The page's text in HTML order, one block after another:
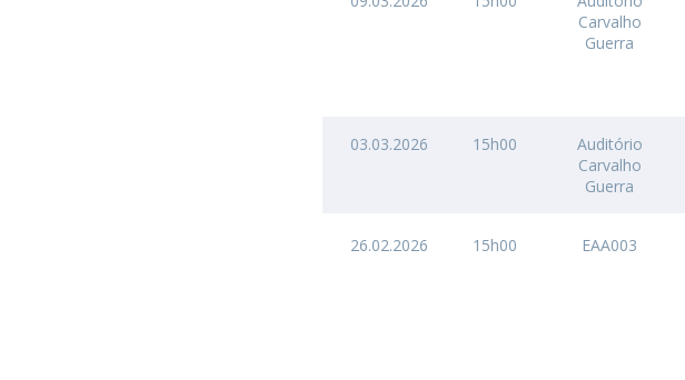
Carvalho
Guerra
03.03.2026 15h00
Auditório
Carvalho
Guerra
26.02.2026 15h00 EAA003